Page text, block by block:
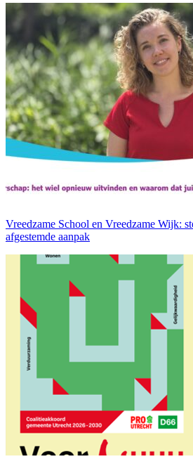
Vreedzame School en Vreedzame Wijk:
afgestemde aanpak